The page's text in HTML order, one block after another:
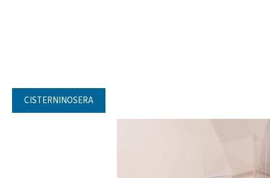
CISTERNINOSERA